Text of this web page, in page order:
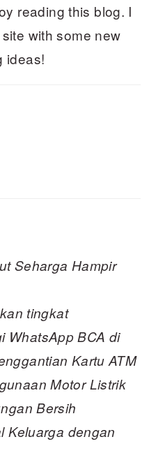
reading this blog. I
with some new
ideas!
Seharga Hampir
tingkat
WhatsApp BCA di
Kartu ATM
Motor Listrik
Bersih
Keluarga dengan